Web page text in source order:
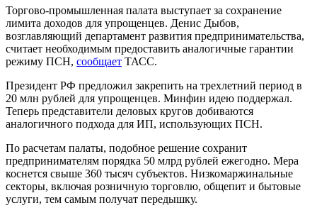
Торгово-промышленная палата выступает за сохранение
лимита доходов для упрощенцев. Денис Дыбов,
возглавляющий департамент развития предпринимательства,
считает необходимым предоставить аналогичные гарантии
режиму ПСН, сообщает ТАСС.
Президент РФ предложил закрепить на трехлетний период в
20 млн рублей для упрощенцев. Минфин идею поддержал.
Теперь представители деловых кругов добиваются
аналогичного подхода для ИП, использующих ПСН.
По расчетам палаты, подобное решение сохранит
предпринимателям порядка 50 млрд рублей ежегодно. Мера
коснется свыше 360 тысяч субъектов. Низкомаржинальные
секторы, включая розничную торговлю, общепит и бытовые
услуги, тем самым получат передышку.